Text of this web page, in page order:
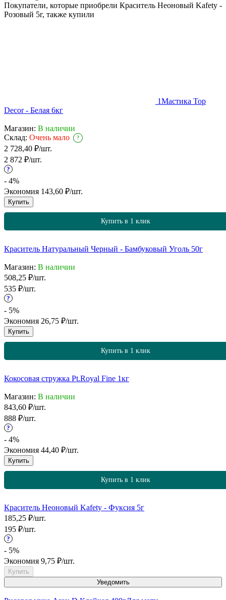
Покупатели, которые приобрели Краситель Неоновый Kafety -
Розовый 5г, также купили
1Мастика Top
Decor - Белая 6кг
Магазин: В наличии
Склад: Очень мало ?
2 728,40 ₽/шт.
2 872 ₽/шт.
?
- 4%
Экономия 143,60 ₽/шт.
Купить
Купить в 1 клик
Краситель Натуральный Черный - Бамбуковый Уголь 50г
Магазин: В наличии
508,25 ₽/шт.
535 ₽/шт.
?
- 5%
Экономия 26,75 ₽/шт.
Купить
Купить в 1 клик
Кокосовая стружка Pt.Royal Fine 1кг
Магазин: В наличии
843,60 ₽/шт.
888 ₽/шт.
?
- 4%
Экономия 44,40 ₽/шт.
Купить
Купить в 1 клик
Краситель Неоновый Kafety - Фуксия 5г
185,25 ₽/шт.
195 ₽/шт.
?
- 5%
Экономия 9,75 ₽/шт.
Купить
Уведомить